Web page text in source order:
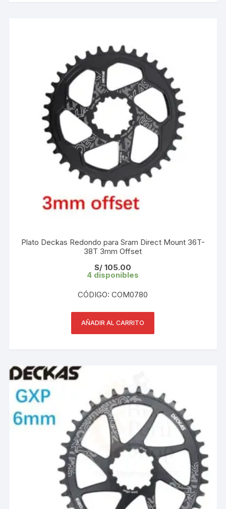
Plato Deckas Redondo para Sram Direct Mount 36T-
38T 3mm Offset
S/ 105.00
4 disponibles
CÓDIGO: COM0780
AÑADIR AL CARRITO